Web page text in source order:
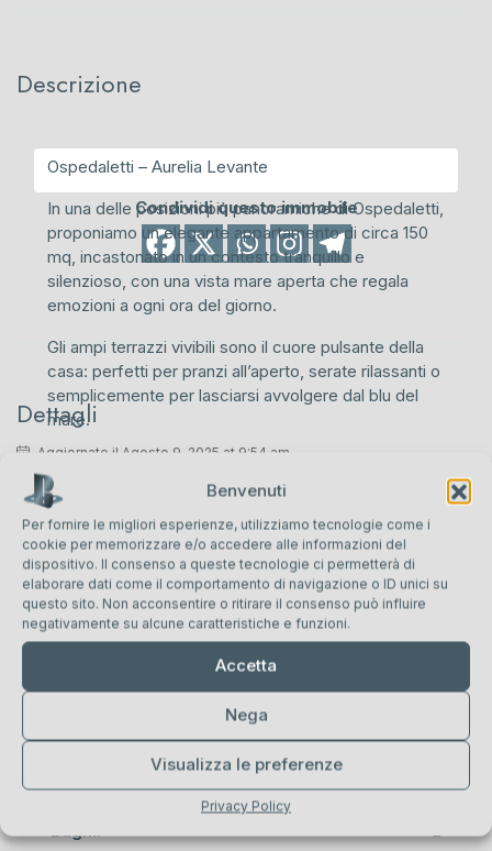
Benvenuti
Per fornire le migliori esperienze, utilizziamo tecnologie come i
cookie per memorizzare e/o accedere alle informazioni del
dispositivo. Il consenso a queste tecnologie ci permetterà di
elaborare dati come il comportamento di navigazione o ID unici su
questo sito. Non acconsentire o ritirare il consenso può influire
negativamente su alcune caratteristiche e funzioni.
Accetta
Nega
Visualizza le preferenze
Privacy Policy
Descrizione
Ospedaletti – Aurelia Levante
In una delle posizioni più panoramiche di Ospedaletti,
proponiamo un elegante appartamento di circa 150
mq, incastonato in un contesto tranquillo e
silenzioso, con una vista mare aperta che regala
emozioni a ogni ora del giorno.
Gli ampi terrazzi vivibili sono il cuore pulsante della
casa: perfetti per pranzi all’aperto, serate rilassanti o
semplicemente per lasciarsi avvolgere dal blu del
mare.
cantina, ideali per chi cerca soluzioni funzionali
senza rinunciare al comfort.
La zona Aurelia Levante è amata per la sua
tranquillità e il suo fascino elegante, a poca distanza
dal centro, ma lontano dal caos cittadino.
Richiesta: 700.000 €
Condividi questo immobile
Dettagli
Aggiornato il Agosto 9, 2025 at 9:54 am
Prezzo: €700.000
Dimensioni proprietà: 150 m²
Bagni: 2